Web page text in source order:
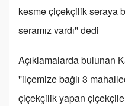
kesme çiçekçilik seraya
seramız vardı'' dedi
Açıklamalarda bulunan
''ilçemize bağlı 3
çiçekçilik yapan